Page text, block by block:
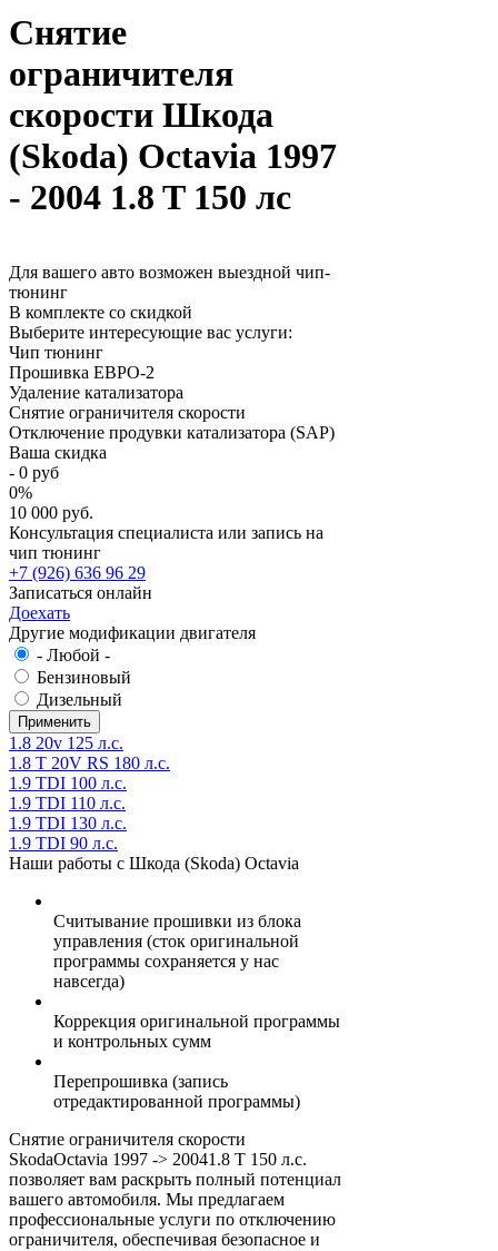
Снятие
ограничителя
скорости Шкода
(Skoda) Octavia 1997
- 2004 1.8 T 150 лс
Для вашего авто возможен выездной чип-
тюнинг
В комплекте со скидкой
Выберите интересующие вас услуги:
Чип тюнинг
Прошивка ЕВРО-2
Удаление катализатора
Снятие ограничителя скорости
Отключение продувки катализатора (SAP)
Ваша скидка
- 0 руб
0%
10 000 руб.
Консультация специалиста или запись на
чип тюнинг
+7 (926) 636 96 29
Записаться онлайн
Доехать
Другие модификации двигателя
- Любой -
Бензиновый
Дизельный
1.8 20v 125 л.с.
1.8 T 20V RS 180 л.с.
1.9 TDI 100 л.с.
1.9 TDI 110 л.с.
1.9 TDI 130 л.с.
1.9 TDI 90 л.с.
Наши работы с Шкода (Skoda) Octavia
Считывание прошивки из блока
управления (сток оригинальной
программы сохраняется у нас
навсегда)
Коррекция оригинальной программы
и контрольных сумм
Перепрошивка (запись
отредактированной программы)
Снятие ограничителя скорости
SkodaOctavia 1997 -> 20041.8 T 150 л.с.
позволяет вам раскрыть полный потенциал
вашего автомобиля. Мы предлагаем
профессиональные услуги по отключению
ограничителя, обеспечивая безопасное и